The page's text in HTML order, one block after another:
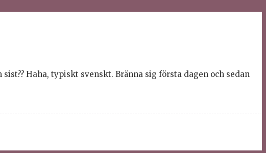
Haha, typiskt svenskt. Bränna sig första dagen och sedan